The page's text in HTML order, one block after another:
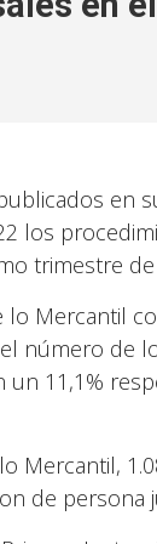
en
los
trimestre de
lo Mercantil
número de
un 11,1%
Mercantil,
de persona